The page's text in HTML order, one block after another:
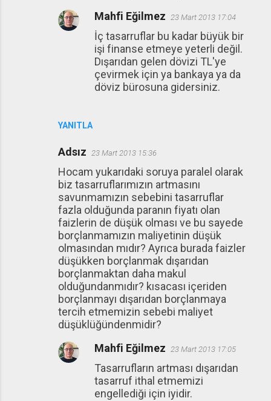
YANITLA
Mahfi Eğilmez 23 Mart 2013 17:04
İç tasarruflar bu kadar büyük bir
işi finanse etmeye yeterli değil.
Dışarıdan gelen dövizi TL'ye
çevirmek için ya bankaya ya da
döviz bürosuna gidersiniz.
Adsız 23 Mart 2013 15:36
Hocam yukarıdaki soruya paralel olarak
biz tasarruflarımızın artmasını
savunmamızın sebebini tasarruflar
fazla olduğunda paranın fiyatı olan
faizlerin de düşük olması ve bu sayede
borçlanmamızın maliyetinin düşük
olmasından mıdır? Ayrıca burada faizler
düşükken borçlanmak dışarıdan
borçlanmaktan daha makul
olduğundanmıdır? kısacası içeriden
borçlanmayı dışarıdan borçlanmaya
tercih etmemizin sebebi maliyet
düşüklüğündenmidir?
Mahfi Eğilmez 23 Mart 2013 17:05
Tasarrufların artması dışarıdan
tasarruf ithal etmemizi
engellediği için iyidir.